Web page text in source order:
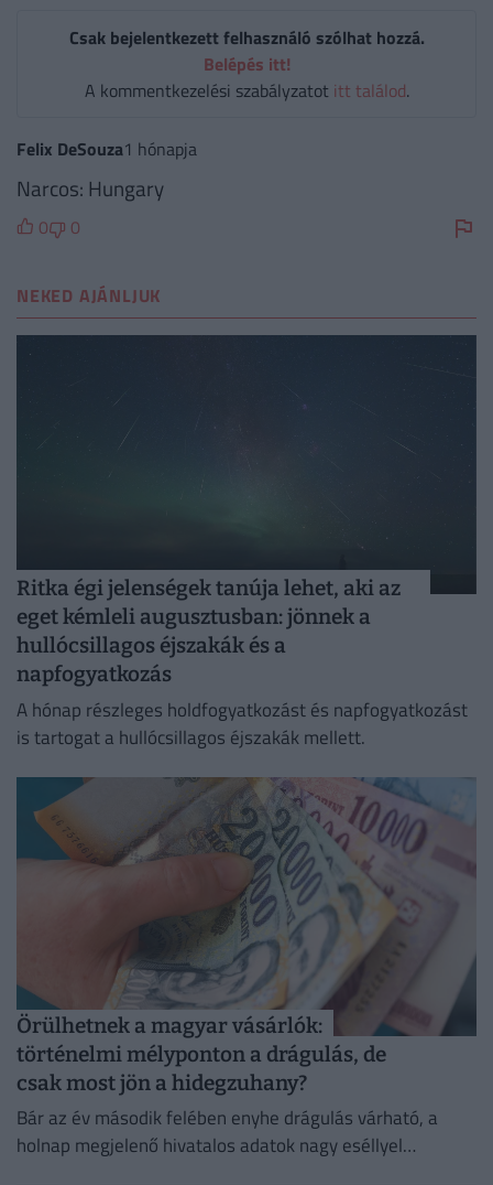
Csak bejelentkezett felhasználó szólhat hozzá.
Belépés itt!
A kommentkezelési szabályzatot itt találod.
Felix DeSouza1 hónapja
Narcos: Hungary
0 0
NEKED AJÁNLJUK
Ritka égi jelenségek tanúja lehet, aki az
eget kémleli augusztusban: jönnek a
hullócsillagos éjszakák és a
napfogyatkozás
A hónap részleges holdfogyatkozást és napfogyatkozást
is tartogat a hullócsillagos éjszakák mellett.
Örülhetnek a magyar vásárlók:
történelmi mélyponton a drágulás, de
csak most jön a hidegzuhany?
Bár az év második felében enyhe drágulás várható, a
holnap megjelenő hivatalos adatok nagy eséllyel